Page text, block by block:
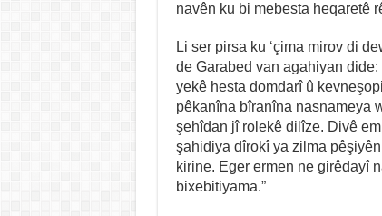
navên ku bi mebesta heqaretê
Li ser pirsa ku ‘çima mirov di
de Garabed van agahiyan
yekê hesta domdarî û
pêkanîna bîranîna nasnameya
şehîdan jî rolekê dilîze. Divê
şahidiya dîrokî ya zilma
kirine. Eger ermen ne girêdayî
bixebitiyama.”